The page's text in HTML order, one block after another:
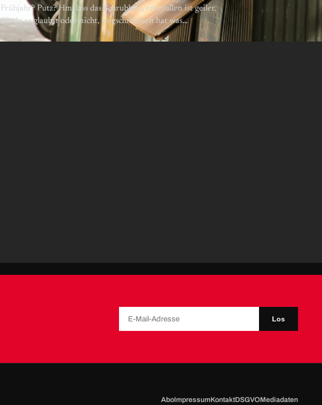
Frühjahr? Putz? Hm, lass das Schrubben, entmüllen ist geiler.
Ob du es glaubst oder nicht, wegschmeißen hat was…
Los
AboImpressumKontaktDSGVOMediadaten